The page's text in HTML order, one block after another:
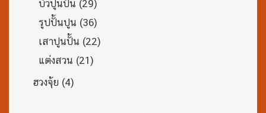
บัวปูนปั้น (29)
รูปปั้นปูน (36)
เสาปูนปั้น (22)
แต่งสวน (21)
ฮวงจุ้ย (4)